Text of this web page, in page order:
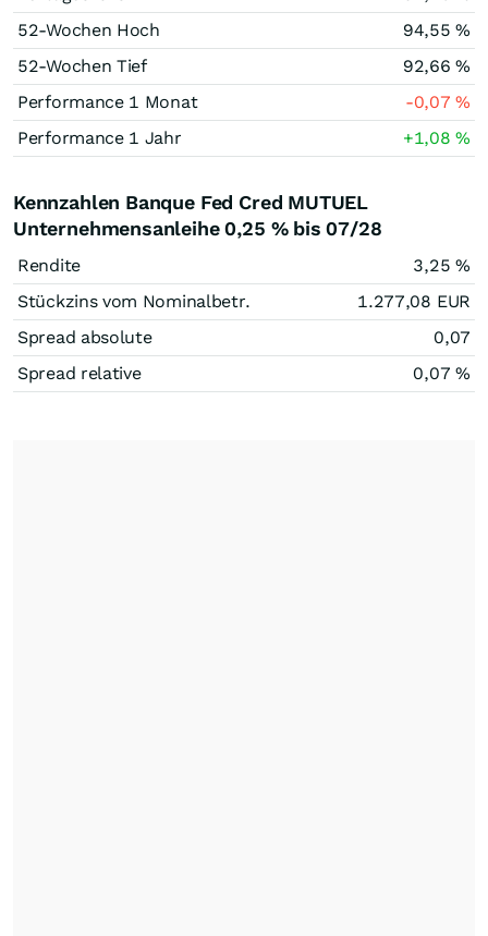
52-Wochen Hoch
94,55%
52-Wochen Tief
92,66%
Performance 1 Monat
-0,07%
Performance 1 Jahr
+1,08%
Kennzahlen Banque Fed Cred MUTUEL
Unternehmensanleihe 0,25 % bis 07/28
Rendite 3,25 %
Stückzins vom Nominalbetr.
1.277,08 EUR
Spread absolute
0,07
Spread relative
0,07 %